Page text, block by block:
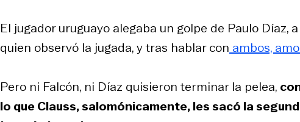
El jugador uruguayo alegaba un golpe de Paulo
quien observó la jugada, y tras hablar con ambos,
Pero ni Falcón, ni Díaz quisieron terminar la pelea,
lo que Clauss, salomónicamente, les sacó la